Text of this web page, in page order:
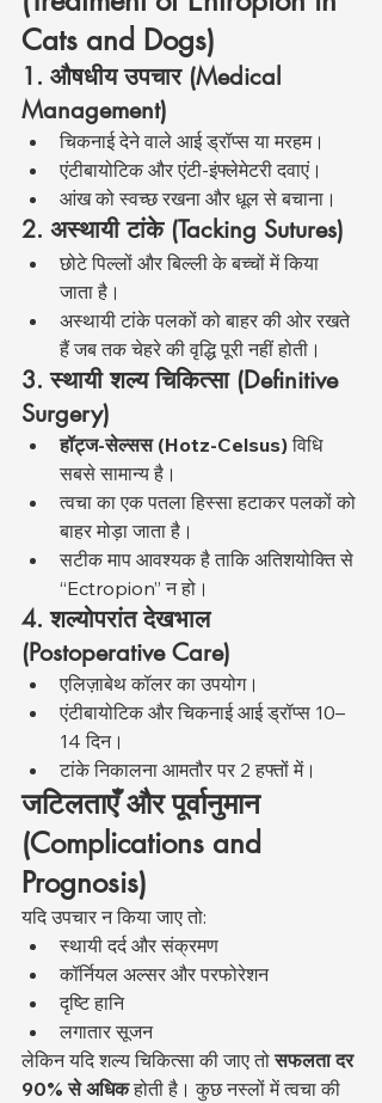
Cats and Dogs)
1. औषधीय उपचार (Medical
Management)
चिकनाई देने वाले आई ड्रॉप्स या मरहम।
एंटीबायोटिक और एंटी-इंफ्लेमेटरी दवाएं।
आंख को स्वच्छ रखना और धूल से बचाना।
2. अस्थायी टांके (Tacking Sutures)
छोटे पिल्लों और बिल्ली के बच्चों में किया
जाता है।
अस्थायी टांके पलकों को बाहर की ओर रखते
हैं जब तक चेहरे की वृद्धि पूरी नहीं होती।
3. स्थायी शल्य चिकित्सा (Definitive
Surgery)
हॉट्ज-सेल्सस (Hotz-Celsus) विधि
सबसे सामान्य है।
त्वचा का एक पतला हिस्सा हटाकर पलकों को
बाहर मोड़ा जाता है।
सटीक माप आवश्यक है ताकि अतिशयोक्ति से
“Ectropion” न हो।
4. शल्योपरांत देखभाल
(Postoperative Care)
एलिज़ाबेथ कॉलर का उपयोग।
एंटीबायोटिक और चिकनाई आई ड्रॉप्स 10–
14 दिन।
टांके निकालना आमतौर पर 2 हफ्तों में।
जटिलताएँ और पूर्वानुमान
(Complications and
Prognosis)
यदि उपचार न किया जाए तो:
स्थायी दर्द और संक्रमण
कॉर्नियल अल्सर और परफोरेशन
दृष्टि हानि
लगातार सूजन
लेकिन यदि शल्य चिकित्सा की जाए तो सफलता दर
90% से अधिक होती है। कुछ नस्लों में त्वचा की